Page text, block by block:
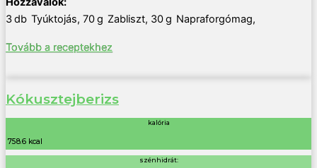
3db Tyúktojás, 70g Zabliszt, 30g Napraforgómag,
Tovább a receptekhez
Kókusztejberizs
kalória
758.6 kcal
szénhidrát: